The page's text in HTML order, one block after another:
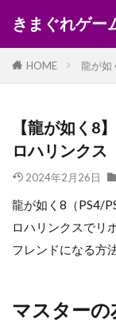
きまぐれゲー
HOME 龍が如
【龍が如く8
ロハリンクス
2024年2月26日
龍が如く8（PS4/
ロハリンクスでリ
フレンドになる方
マスターの